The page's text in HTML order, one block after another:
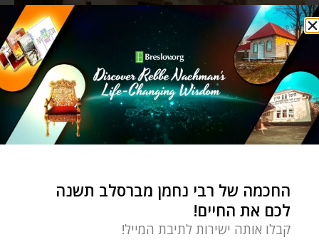
החכמה של רבי נחמן מברסלב תשנה
לכם את החיים!
קבלו אותה ישירות לתיבת המייל!